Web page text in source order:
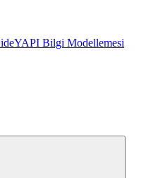
ideYAPI Bilgi Modellemesi